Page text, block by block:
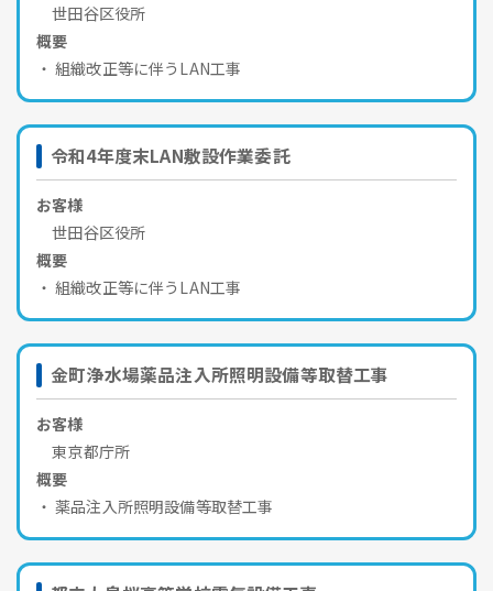
世田谷区役所
概要
組織改正等に伴うLAN工事
令和4年度末LAN敷設作業委託
お客様
世田谷区役所
概要
組織改正等に伴うLAN工事
金町浄水場薬品注入所照明設備等取替工事
お客様
東京都庁所
概要
薬品注入所照明設備等取替工事